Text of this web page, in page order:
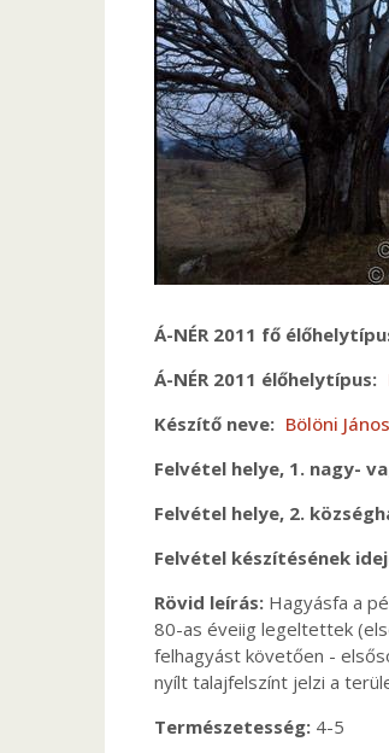
Á-NÉR 2011 fő
Á-NÉR 2011 élőhelytípus
Készítő neve
Bölöni János
Felvétel helye, 1. nagy-
Felvétel helye, 2.
Felvétel készítésének
Rövid leírás Hagyásfa a
80-as éveiig legeltettek
felhagyást követően -
nyílt talajfelszínt jelzi a
Természetesség 4-5